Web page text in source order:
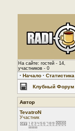
На сайте: гостей - 14,
участников - 0
· Начало · Статистика
Клубный Форум
Автор
TevatroN
Участник